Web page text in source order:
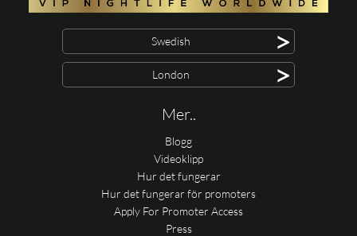
Swedish >
London >
Mer..
Blogg
Videoklipp
Hur det fungerar
Hur det fungerar för promoters
Apply For Promoter Access
Press